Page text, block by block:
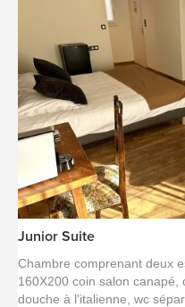
Junior Suite
Chambre comprenant deux
160X200 coin salon canapé,
douche à l'italienne, wc